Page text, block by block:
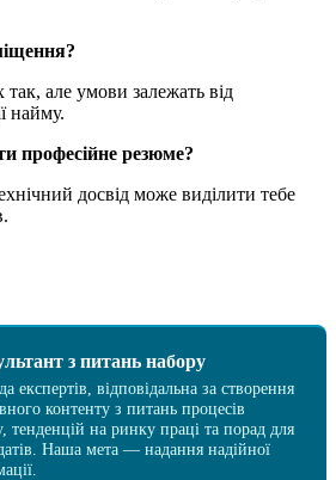
але умови залежать від
найму.
професійне резюме?
досвід може виділити тебе
з питань набору
експертів, відповідальна за створення
контенту з питань процесів
тенденцій на ринку праці та порад для
Наша мета — надання надійної